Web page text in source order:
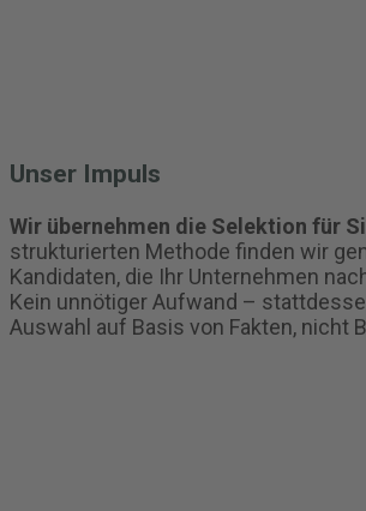
Unser Impuls
Wir übernehmen die Selektion für
strukturierten Methode finden wir
Kandidaten, die Ihr Unternehmen
Kein unnötiger Aufwand –
Auswahl auf Basis von Fakten, nicht